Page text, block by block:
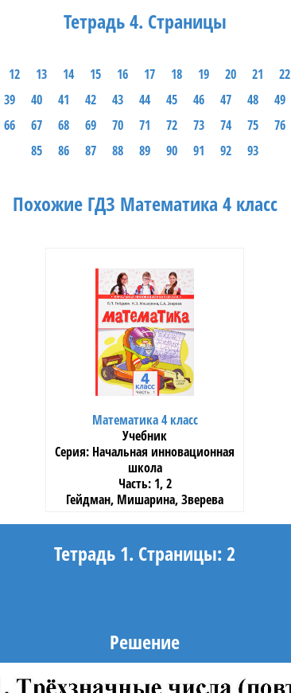
Тетрадь 4. Страницы
12 13 14 15 16 17 18 19 20 21 22
39 40 41 42 43 44 45 46 47 48 49
66 67 68 69 70 71 72 73 74 75 76
85
86 87 88 89 90 91 92 93
Похожие ГДЗ Математика 4 класс
Математика 4 класс
Учебник
Начальная инновационная
школа
1, 2
Гейдман, Мишарина, Зверева
Тетрадь 1. Страницы: 2
Решение